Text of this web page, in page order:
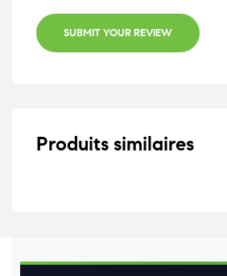
SUBMIT YOUR REVIEW
Produits similaires